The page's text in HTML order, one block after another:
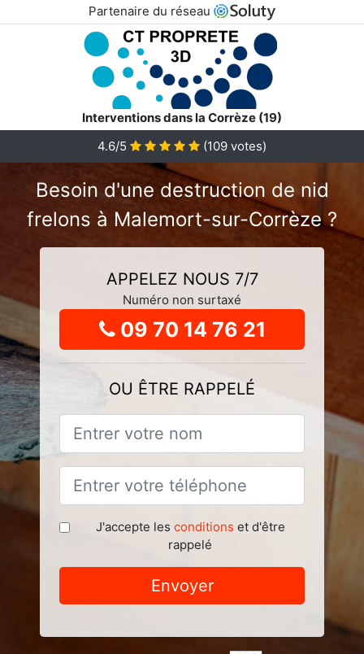
Partenaire du réseau
Interventions dans la Corrèze (19)
4.6/5 (109 votes)
Besoin d'une destruction de nid
frelons à Malemort-sur-Corrèze ?
APPELEZ NOUS 7/7
Numéro non surtaxé
09 70 14 76 21
OU ÊTRE RAPPELÉ
J'accepte les conditions et d'être
rappelé
Envoyer